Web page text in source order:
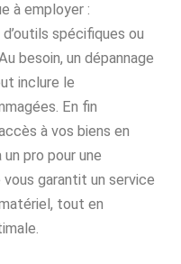
à employer :
spécifiques ou
besoin, un dépannage
inclure le
En fin
à vos biens en
pro pour une
garantit un service
tout en